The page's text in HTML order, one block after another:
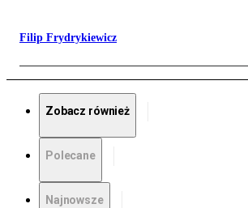
Filip Frydrykiewicz
Zobacz również
Polecane
Najnowsze